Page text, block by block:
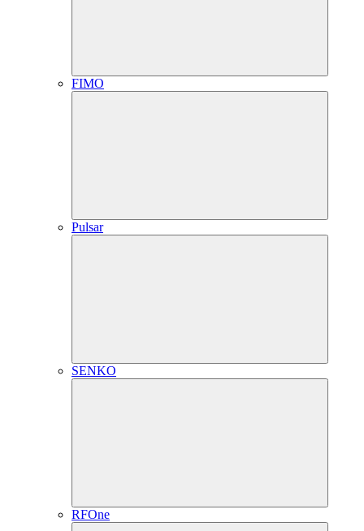
FIMO
Pulsar
SENKO
RFOne